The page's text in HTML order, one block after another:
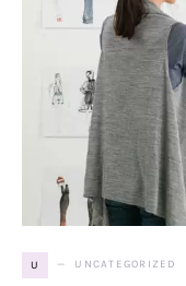
U UNCATEGORIZED